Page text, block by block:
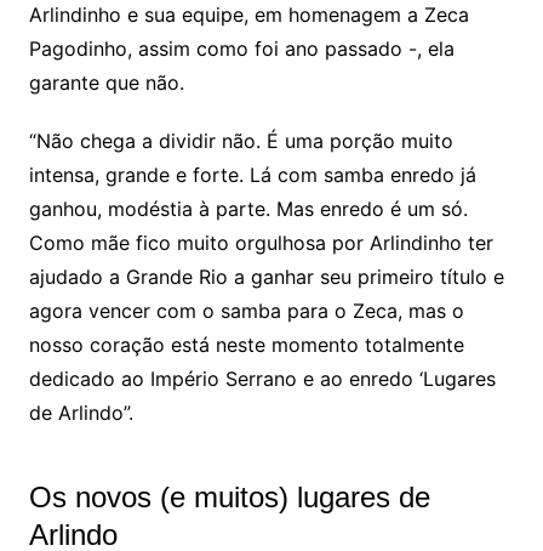
Arlindinho e sua equipe, em homenagem a Zeca
Pagodinho, assim como foi ano passado -, ela
garante que não.
“Não chega a dividir não. É uma porção muito
intensa, grande e forte. Lá com samba enredo já
ganhou, modéstia à parte. Mas enredo é um só.
Como mãe fico muito orgulhosa por Arlindinho ter
ajudado a Grande Rio a ganhar seu primeiro título e
agora vencer com o samba para o Zeca, mas o
nosso coração está neste momento totalmente
dedicado ao Império Serrano e ao enredo ‘Lugares
de Arlindo”.
Os novos (e muitos) lugares de
Arlindo